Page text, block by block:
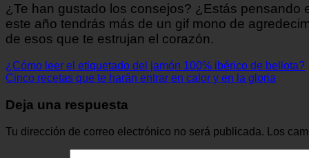
¿Te han gustado los consejos? ¿Estás pensando
este año tendrás más de un gif mono de
de esos que te estrujan el corazón.
¿Cómo leer el etiquetado del jamón 100% ibérico de bellota?
Cinco recetas que te harán entrar en calor y en la gloria
Deja una respuesta
Tu dirección de correo electrónico no será publicada. Los